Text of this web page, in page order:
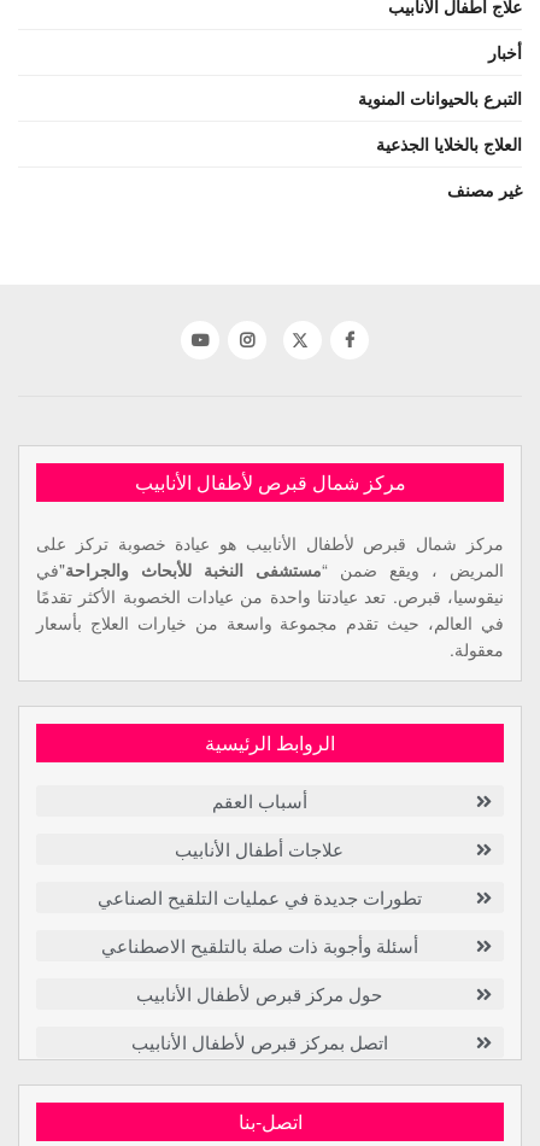
علاج أطفال الأنابيب
أخبار
التبرع بالحيوانات المنوية
العلاج بالخلايا الجذعية
غير مصنف
مركز شمال قبرص لأطفال الأنابيب
مركز شمال قبرص لأطفال الأنابيب هو عيادة خصوبة تركز على
المريض ، ويقع ضمن “مستشفى النخبة للأبحاث والجراحة"في
نيقوسيا، قبرص. تعد عيادتنا واحدة من عيادات الخصوبة الأكثر تقدمًا
في العالم، حيث تقدم مجموعة واسعة من خيارات العلاج بأسعار
معقولة.
الروابط الرئيسية
أسباب العقم
علاجات أطفال الأنابيب
تطورات جديدة في عمليات التلقيح الصناعي
أسئلة وأجوبة ذات صلة بالتلقيح الاصطناعي
حول مركز قبرص لأطفال الأنابيب
اتصل بمركز قبرص لأطفال الأنابيب
اتصل-بنا